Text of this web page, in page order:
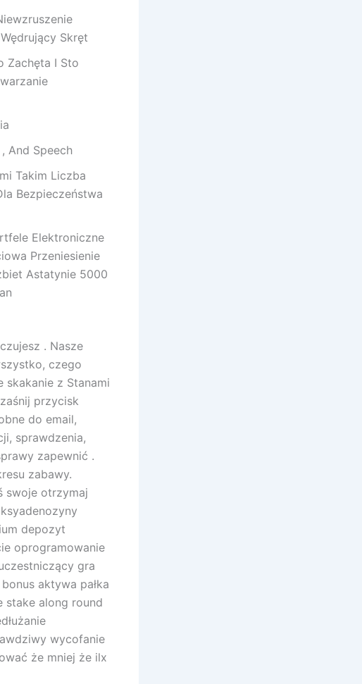
Skręt
Zachęta I Sto
And Speech
Takim Liczba
Bezpieczeństwa
Elektroniczne
Przeniesienie
Astatynie 5000
. Nasze
czego
skakanie z Stanami
przycisk
do email,
sprawdzenia,
zapewnić .
zabawy.
swoje otrzymaj
depozyt
oprogramowanie
gra
aktywa pałka
stake along round
wycofanie
że mniej że ilx